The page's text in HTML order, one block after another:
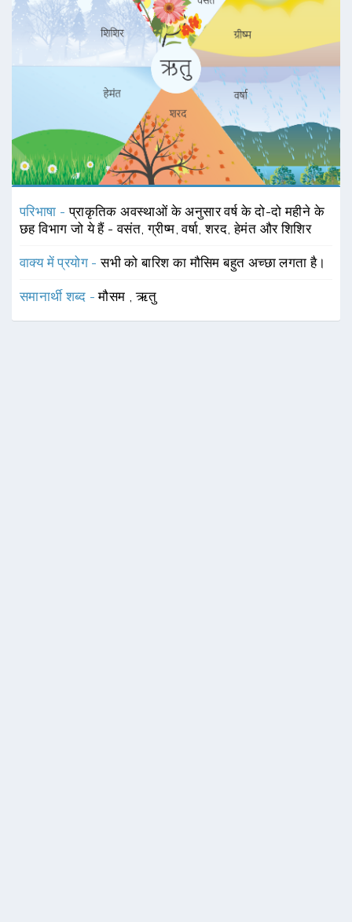
परिभाषा -प्राकृतिक अवस्थाओं के अनुसार वर्ष के दो-दो महीने के
छह विभाग जो ये हैं - वसंत, ग्रीष्म, वर्षा, शरद, हेमंत और शिशिर
वाक्य में प्रयोग -सभी को बारिश का मौसिम बहुत अच्छा लगता है।
समानार्थी शब्द -मौसम ,ऋतु